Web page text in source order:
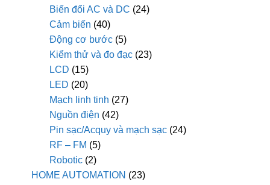
Biến đổi AC và DC (24)
Cảm biến (40)
Động cơ bước (5)
Kiểm thử và đo đạc (23)
LCD (15)
LED (20)
Mạch linh tinh (27)
Nguồn điện (42)
Pin sạc/Acquy và mạch sạc (24)
RF – FM (5)
Robotic (2)
HOME AUTOMATION (23)